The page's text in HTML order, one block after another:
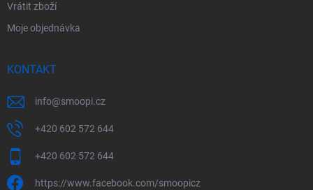
Vrátit zboží
Moje objednávka
KONTAKT
info@smoopi.cz
+420 602 572 644
+420 602 572 644
https://www.facebook.com/smoopicz